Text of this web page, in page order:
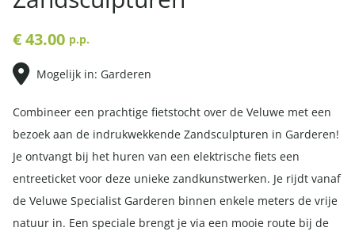
€ 43.00 p.p.
Mogelijk in: Garderen
Combineer een prachtige fietstocht over de Veluwe met een
bezoek aan de indrukwekkende Zandsculpturen in Garderen!
Je ontvangt bij het huren van een elektrische fiets een
entreeticket voor deze unieke zandkunstwerken. Je rijdt vanaf
de Veluwe Specialist Garderen binnen enkele meters de vrije
natuur in. Een speciale brengt je via een mooie route bij de